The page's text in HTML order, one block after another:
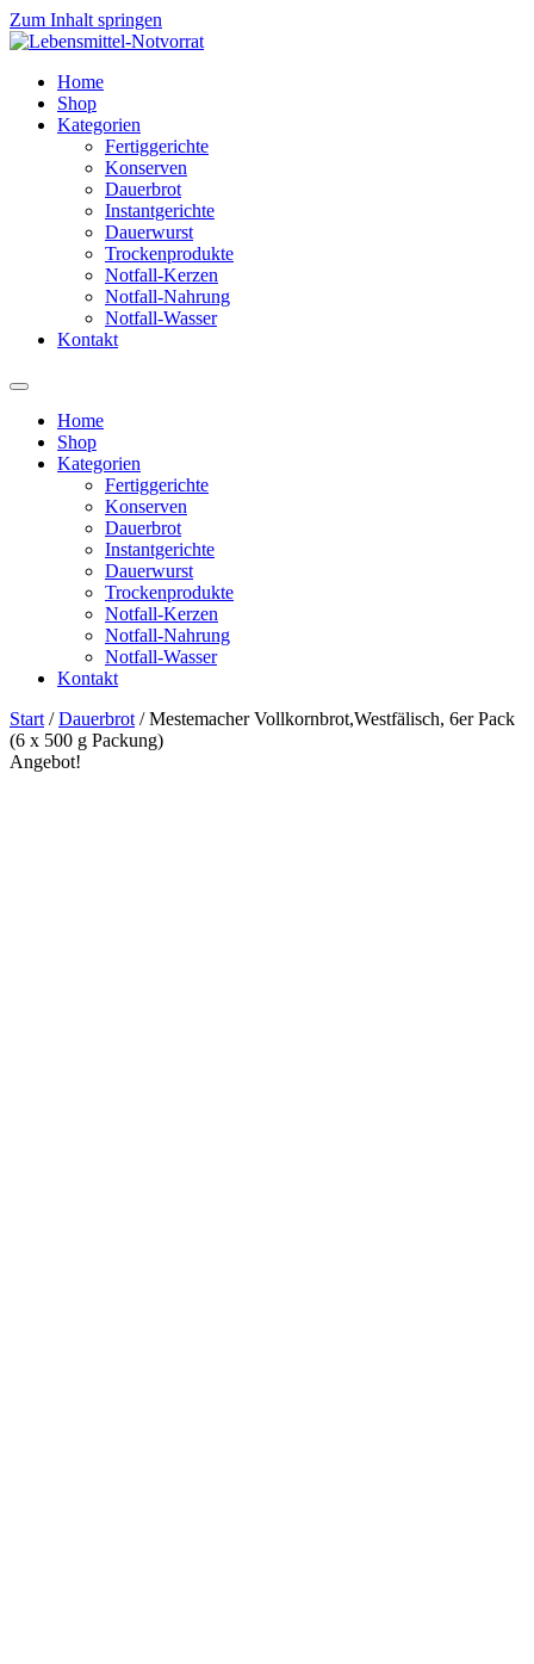
Zum Inhalt springen
Home
Shop
Kategorien
Fertiggerichte
Konserven
Dauerbrot
Instantgerichte
Dauerwurst
Trockenprodukte
Notfall-Kerzen
Notfall-Nahrung
Notfall-Wasser
Kontakt
Home
Shop
Kategorien
Fertiggerichte
Konserven
Dauerbrot
Instantgerichte
Dauerwurst
Trockenprodukte
Notfall-Kerzen
Notfall-Nahrung
Notfall-Wasser
Kontakt
Start /Dauerbrot / Mestemacher Vollkornbrot,Westfälisch, 6er Pack
(6 x 500 g Packung)
Angebot!